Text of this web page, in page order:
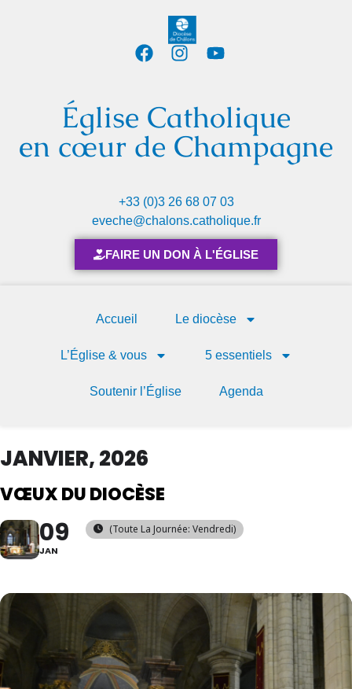
Église Catholique
en cœur de Champagne
+33 (0)3 26 68 07 03
eveche@chalons.catholique.fr
FAIRE UN DON À L'ÉGLISE
Accueil Le diocèse
L’Église & vous 5 essentiels
Soutenir l’Église Agenda
JANVIER, 2026
VŒUX DU DIOCÈSE
09
JAN
(Toute La Journée: Vendredi)